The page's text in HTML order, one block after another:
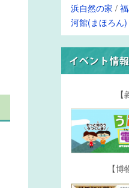
浜自然の家 /
河館(まほろん)
【